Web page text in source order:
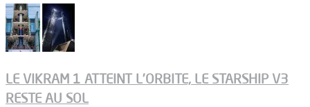
LE VIKRAM 1 ATTEINT L’ORBITE, LE STARSHIP V3
RESTE AU SOL